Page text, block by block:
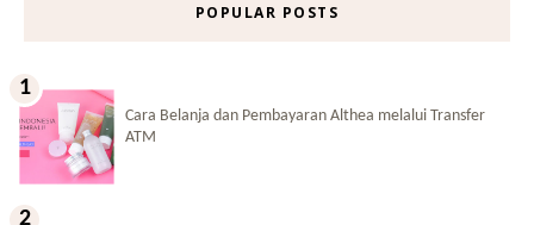
POPULAR POSTS
Cara Belanja dan Pembayaran Althea melalui Transfer
ATM